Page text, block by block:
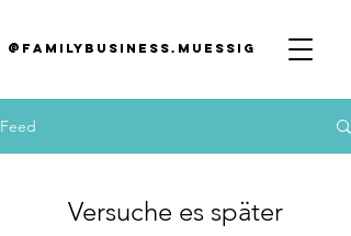
@familybusiness.muessig
Feed
Versuche es später